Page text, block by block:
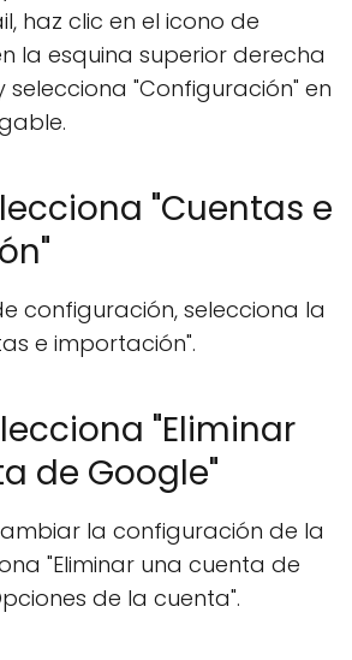
haz clic en el icono de
la esquina superior derecha
"Configuración" en
"Cuentas e
configuración, selecciona la
e importación".
"Eliminar
de Google"
la configuración de la
"Eliminar una cuenta de
de la cuenta".